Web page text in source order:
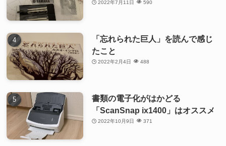
2022年7月11日 590
「忘れられた巨人」を読んで感じ
たこと
2022年2月4日 488
書類の電子化がはかどる
「ScanSnap ix1400」はオススメ
2022年10月9日 371